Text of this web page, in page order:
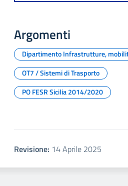
Argomenti
Dipartimento Infrastrutture,
OT7 / Sistemi di Trasporto
PO FESR Sicilia 2014/2020
Revisione: 14 Aprile 2025